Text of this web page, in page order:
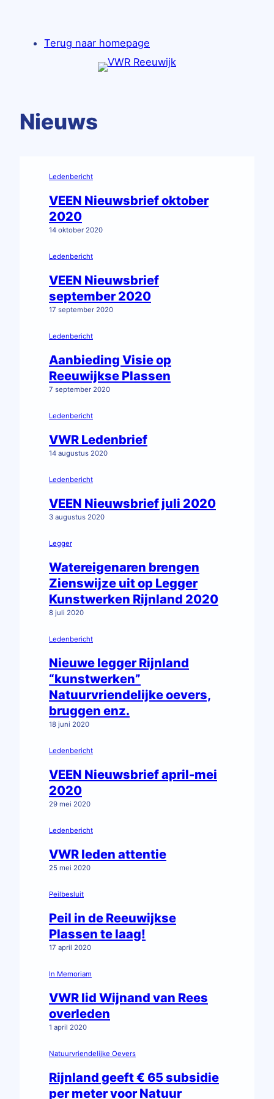
Terug naar homepage
Nieuws
Ledenbericht
VEEN Nieuwsbrief oktober
2020
14 oktober 2020
Ledenbericht
VEEN Nieuwsbrief
september 2020
17 september 2020
Ledenbericht
Aanbieding Visie op
Reeuwijkse Plassen
7 september 2020
Ledenbericht
VWR Ledenbrief
14 augustus 2020
Ledenbericht
VEEN Nieuwsbrief juli 2020
3 augustus 2020
Legger
Watereigenaren brengen
Zienswijze uit op Legger
Kunstwerken Rijnland 2020
8 juli 2020
Ledenbericht
Nieuwe legger Rijnland
“kunstwerken”
Natuurvriendelijke oevers,
bruggen enz.
18 juni 2020
Ledenbericht
VEEN Nieuwsbrief april-mei
2020
29 mei 2020
Ledenbericht
VWR leden attentie
25 mei 2020
Peilbesluit
Peil in de Reeuwijkse
Plassen te laag!
17 april 2020
In Memoriam
VWR lid Wijnand van Rees
overleden
1 april 2020
Natuurvriendelijke Oevers
Rijnland geeft € 65 subsidie
per meter voor Natuur